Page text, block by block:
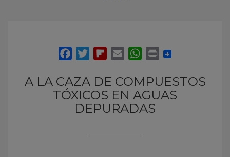
A LA CAZA DE COMPUESTOS
TÓXICOS EN AGUAS
DEPURADAS